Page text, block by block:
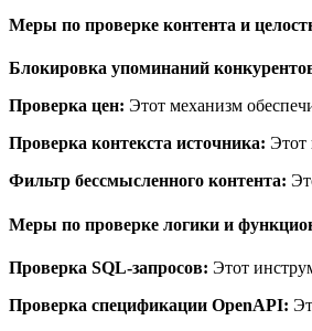
Меры по проверке контента и
Блокировка упоминаний
Проверка цен: Этот механизм
Проверка контекста источника: Этот
Фильтр бессмысленного контента:
Меры по проверке логики и
Проверка SQL-запросов: Этот
Проверка спецификации OpenAPI: